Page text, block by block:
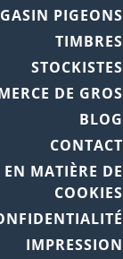
PIGEONS
TIMBRES
STOCKISTES
DE GROS
BLOG
CONTACT
MATIÈRE DE
COOKIES
IMPRESSION